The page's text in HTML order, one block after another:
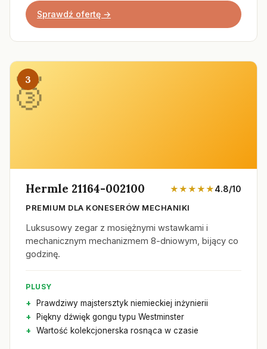
Sprawdź ofertę →
3
Hermle 21164-002100 ★★★★★4.8/10
PREMIUM DLA KONESERÓW MECHANIKI
Luksusowy zegar z mosiężnymi wstawkami i
mechanicznym mechanizmem 8-dniowym, bijący co
godzinę.
PLUSY
Prawdziwy majstersztyk niemieckiej inżynierii
Piękny dźwięk gongu typu Westminster
Wartość kolekcjonerska rosnąca w czasie